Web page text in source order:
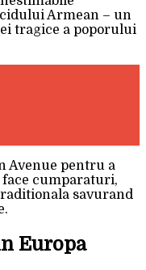
Armean – un
tragice a poporului
Avenue pentru a
cumparaturi,
savurand
Europa